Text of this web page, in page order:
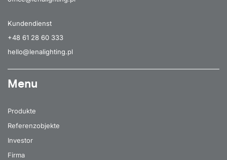
Kundendienst
+48 61 28 60 333
hello@lenalighting.pl
Menu
Produkte
Referenzobjekte
Investor
Firma